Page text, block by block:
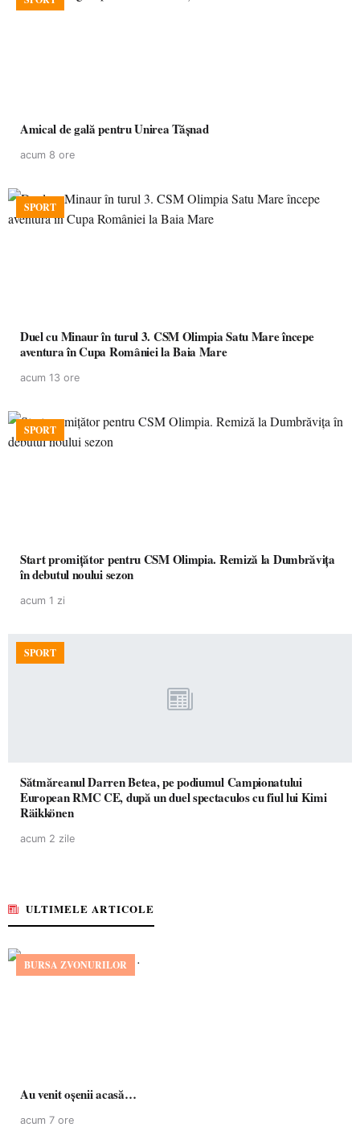
Amical de gală pentru Unirea Tășnad
acum 8 ore
SPORT
Duel cu Minaur în turul 3. CSM Olimpia Satu Mare începe
aventura în Cupa României la Baia Mare
acum 13 ore
SPORT
Start promițător pentru CSM Olimpia. Remiză la Dumbrăvița
în debutul noului sezon
acum 1 zi
SPORT
Sătmăreanul Darren Betea, pe podiumul Campionatului
European RMC CE, după un duel spectaculos cu fiul lui Kimi
Räikkönen
acum 2 zile
ULTIMELE ARTICOLE
BURSA ZVONURILOR
Au venit oșenii acasă…
acum 7 ore